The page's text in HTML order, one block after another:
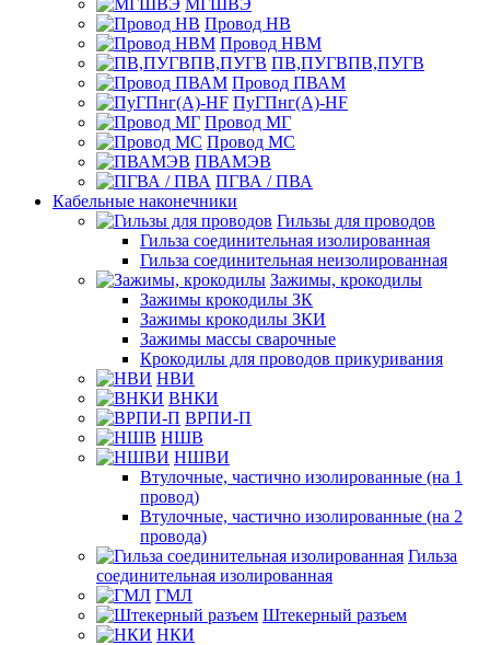
МГШВЭ
Провод НВ
Провод НВМ
ПВ,ПУГВПВ,ПУГВ
Провод ПВАМ
ПуГПнг(A)-HF
Провод МГ
Провод МС
ПВАМЭВ
ПГВА / ПВА
Кабельные наконечники
Гильзы для проводов
Гильза соединительная изолированная
Гильза соединительная неизолированная
Зажимы, крокодилы
Зажимы крокодилы ЗК
Зажимы крокодилы ЗКИ
Зажимы массы сварочные
Крокодилы для проводов прикуривания
НВИ
ВНКИ
ВРПИ-П
НШВ
НШВИ
Втулочные, частично изолированные (на 1
провод)
Втулочные, частично изолированные (на 2
провода)
Гильза
соединительная изолированная
ГМЛ
Штекерный разъем
НКИ